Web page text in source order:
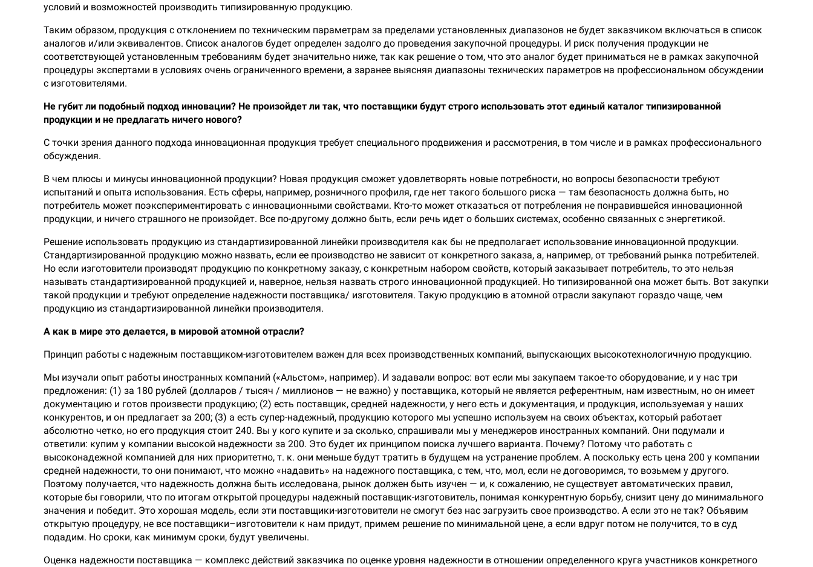
условий и возможностей производить типизированную продукцию.
Таким образом, продукция с отклонением по техническим параметрам за пределами установленных диапазонов не будет заказчиком включаться в список
аналогов и/или эквивалентов. Список аналогов будет определен задолго до проведения закупочной процедуры. И риск получения продукции не
соответствующей установленным требованиям будет значительно ниже, так как решение о том, что это аналог будет приниматься не в рамках закупочной
процедуры экспертами в условиях очень ограниченного времени, а заранее выясняя диапазоны технических параметров на профессиональном обсуждении
с изготовителями.
Не губит ли подобный подход инновации? Не произойдет ли так, что поставщики будут строго использовать этот единый каталог типизированной
продукции и не предлагать ничего нового?
С точки зрения данного подхода инновационная продукция требует специального продвижения и рассмотрения, в том числе и в рамках профессионального
обсуждения.
В чем плюсы и минусы инновационной продукции? Новая продукция сможет удовлетворять новые потребности, но вопросы безопасности требуют
испытаний и опыта использования. Есть сферы, например, розничного профиля, где нет такого большого риска — там безопасность должна быть, но
потребитель может поэкспериментировать с инновационными свойствами. Кто-то может отказаться от потребления не понравившейся инновационной
продукции, и ничего страшного не произойдет. Все по-другому должно быть, если речь идет о больших системах, особенно связанных с энергетикой.
Решение использовать продукцию из стандартизированной линейки производителя как бы не предполагает использование инновационной продукции.
Стандартизированной продукцию можно назвать, если ее производство не зависит от конкретного заказа, а, например, от требований рынка потребителей.
Но если изготовители производят продукцию по конкретному заказу, с конкретным набором свойств, который заказывает потребитель, то это нельзя
называть стандартизированной продукцией и, наверное, нельзя назвать строго инновационной продукцией. Но типизированной она может быть. Вот закупки
такой продукции и требуют определение надежности поставщика/ изготовителя. Такую продукцию в атомной отрасли закупают гораздо чаще, чем
продукцию из стандартизированной линейки производителя.
А как в мире это делается, в мировой атомной отрасли?
Принцип работы с надежным поставщиком-изготовителем важен для всех производственных компаний, выпускающих высокотехнологичную продукцию.
Мы изучали опыт работы иностранных компаний («Альстом», например). И задавали вопрос: вот если мы закупаем такое-то оборудование, и у нас три
предложения: (1) за 180 рублей (долларов / тысяч / миллионов — не важно) у поставщика, который не является референтным, нам известным, но он имеет
документацию и готов произвести продукцию; (2) есть поставщик, средней надежности, у него есть и документация, и продукция, используемая у наших
конкурентов, и он предлагает за 200; (3) а есть супер-надежный, продукцию которого мы успешно используем на своих объектах, который работает
абсолютно четко, но его продукция стоит 240. Вы у кого купите и за сколько, спрашивали мы у менеджеров иностранных компаний. Они подумали и
ответили: купим у компании высокой надежности за 200. Это будет их принципом поиска лучшего варианта. Почему? Потому что работать с
высоконадежной компанией для них приоритетно, т. к. они меньше будут тратить в будущем на устранение проблем. А поскольку есть цена 200 у компании
средней надежности, то они понимают, что можно «надавить» на надежного поставщика, с тем, что, мол, если не договоримся, то возьмем у другого.
Поэтому получается, что надежность должна быть исследована, рынок должен быть изучен — и, к сожалению, не существует автоматических правил,
которые бы говорили, что по итогам открытой процедуры надежный поставщик-изготовитель, понимая конкурентную борьбу, снизит цену до минимального
значения и победит. Это хорошая модель, если эти поставщики-изготовители не смогут без нас загрузить свое производство. А если это не так? Объявим
открытую процедуру, не все поставщики–изготовители к нам придут, примем решение по минимальной цене, а если вдруг потом не получится, то в суд
подадим. Но сроки, как минимум сроки, будут увеличены.
Оценка надежности поставщика — комплекс действий заказчика по оценке уровня надежности в отношении определенного круга участников конкретного